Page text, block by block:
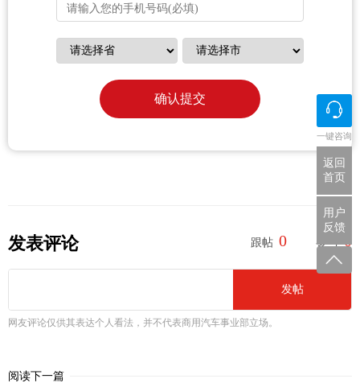
确认提交
发表评论 跟帖 0 参与 0
发帖
网友评论仅供其表达个人看法，并不代表商用汽车事业部立场。
阅读下一篇
一键咨询
返回
首页
用户
反馈